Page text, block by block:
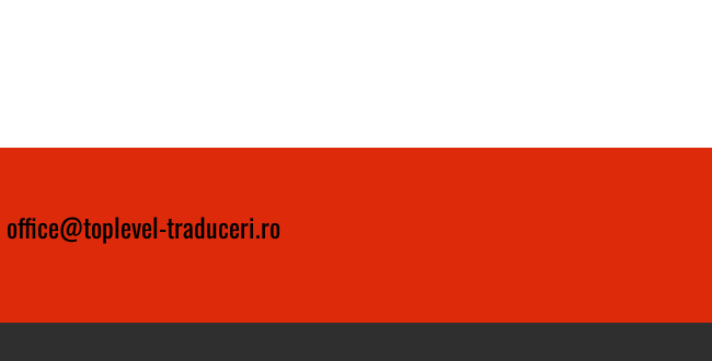
office@toplevel-traduceri.ro